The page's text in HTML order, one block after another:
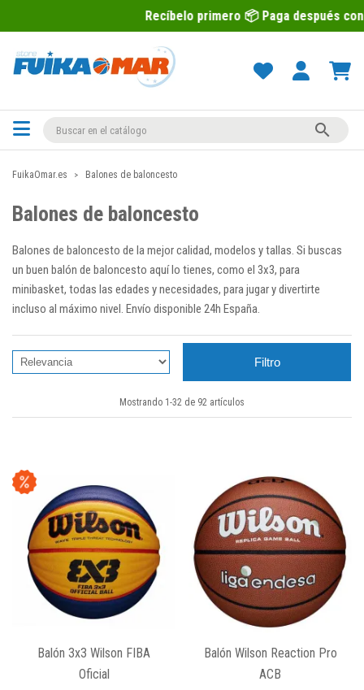
Recíbelo primero 📦 Paga después con Sequra 💶

FuikaOmar.es Balones de baloncesto
Balones de baloncesto
Balones de baloncesto de la mejor calidad, modelos y tallas. Si buscas
un buen balón de baloncesto aquí lo tienes, como el 3x3, para
minibasket, todas las edades y necesidades, para jugar y divertirte
incluso al máximo nivel. Envío disponible 24h España.
Filtro
Mostrando 1-32 de 92 artículos
Balón 3x3 Wilson FIBA
Oficial
Balón Wilson Reaction Pro
ACB